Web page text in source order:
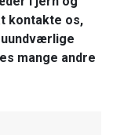
kontakte os,
mange andre